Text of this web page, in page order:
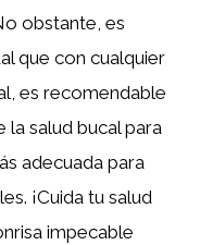
obstante, es
que con cualquier
es recomendable
salud bucal para
adecuada para
¡Cuida tu salud
impecable